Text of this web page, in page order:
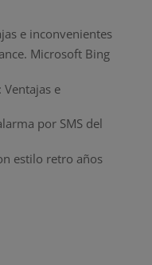
e inconvenientes
Microsoft Bing
Ventajas e
por SMS del
estilo retro años